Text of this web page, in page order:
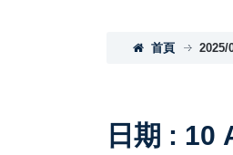
首頁 2025/
日期 : 10